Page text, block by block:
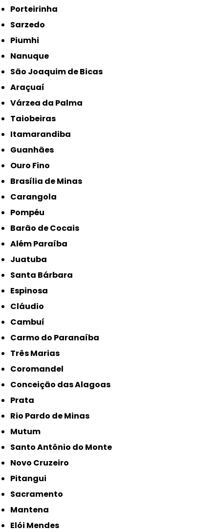
Porteirinha
Sarzedo
Piumhi
Nanuque
São Joaquim de Bicas
Araçuaí
Várzea da Palma
Taiobeiras
Itamarandiba
Guanhães
Ouro Fino
Brasília de Minas
Carangola
Pompéu
Barão de Cocais
Além Paraíba
Juatuba
Santa Bárbara
Espinosa
Cláudio
Cambuí
Carmo do Paranaíba
Três Marias
Coromandel
Conceição das Alagoas
Prata
Rio Pardo de Minas
Mutum
Santo Antônio do Monte
Novo Cruzeiro
Pitangui
Sacramento
Mantena
Elói Mendes